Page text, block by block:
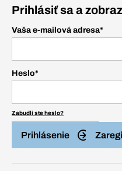
Prihlásiť sa a
Vaša e-mailová adresa*
Heslo*
Zabudli ste heslo?
Prihlásenie